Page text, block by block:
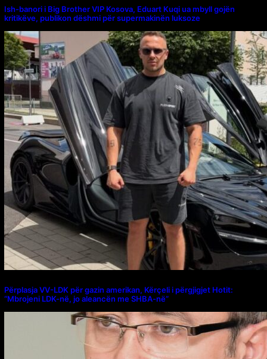
Ish-banori i Big Brother VIP Kosova, Eduart Kuqi ua mbyll gojën
kritikëve, publikon dëshmi për supermakinën luksoze
Përplasja VV-LDK për gazin amerikan, Kërçeli i përgjigjet Hotit:
“Mbrojeni LDK-në, jo aleancën me SHBA-në”